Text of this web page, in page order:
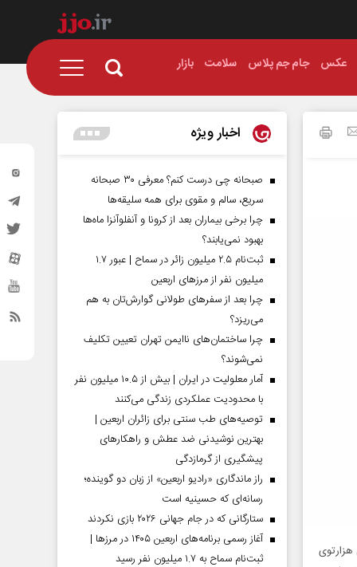
عکس جام جم پلاس سلامت بازار
اخبار ویژه
صبحانه چی درست کنم؟ معرفی ۳۰ صبحانه
سریع، سالم و مقوی برای همه سلیقه‌ها
چرا برخی بیماران بعد از کرونا و آنفلوآنزا ماه‌ها
بهبود نمی‌یابند؟
ثبت‌نام ۲.۵ میلیون زائر در سماح | عبور ۱.۷
میلیون نفر از مرز‌های اربعین
چرا بعد از سفرهای طولانی گوارش‌تان به هم
می‌ریزد؟
چرا ساختمان‌های ناایمن تهران تعیین تکلیف
نمی‌شوند؟
آمار معلولیت در ایران | بیش از ۱۰.۵ میلیون نفر
با محدودیت عملکردی زندگی می‌کنند
توصیه‌های طب سنتی برای زائران اربعین |
بهترین نوشیدنی ضد عطش و راهکارهای
پیشگیری از گرمازدگی
راز ماندگاری «رادیو اربعین» از زبان دو گوینده؛
رسانه‌ای که حسینیه است
ستارگانی که در جام جهانی ۲۰۲۶ بازی نکردند
آغاز رسمی برنامه‌های اربعین ۱۴۰۵ در مرز‌ها |
ثبت‌نام سماح به ۱.۷ میلیون نفر رسید